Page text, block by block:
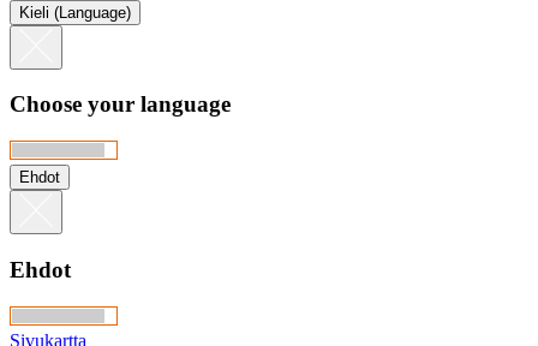
Kieli (Language)
Choose your language
Ehdot
Ehdot
Sivukartta